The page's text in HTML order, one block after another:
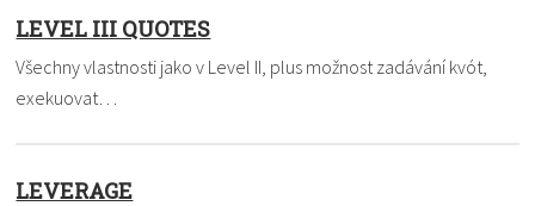
LEVEL III QUOTES
Všechny vlastnosti jako v Level II, plus možnost zadávání kvót,
exekuovat…
LEVERAGE